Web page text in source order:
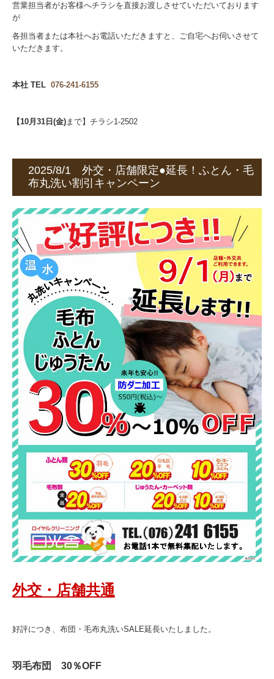
営業担当者がお客様へチラシを直接お渡しさせていただいております
が
各担当者または本社へお電話いただきますと、ご自宅へお伺いさせて
いただきます。
本社 TEL 076-241-6155
【10月31日(金)まで】チラシ1-2502
2025/8/1 外交・店舗限定●延長！ふとん・毛
布丸洗い割引キャンペーン
外交・店舗共通
好評につき、布団・毛布丸洗いSALE延長いたしました。
羽毛布団 30％OFF